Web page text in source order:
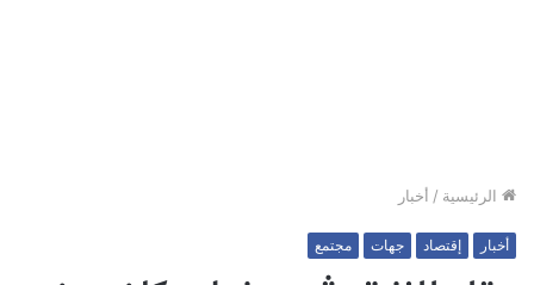
الرئيسية / أخبار
أخبار إقتصاد جهات مجتمع